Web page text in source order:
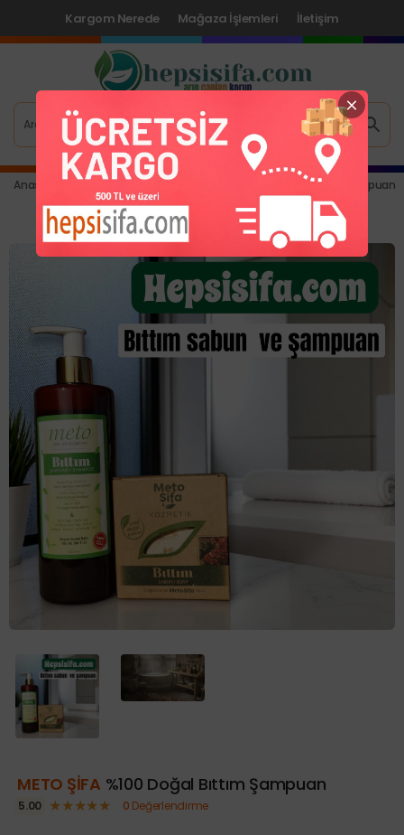
Kargom Nerede Mağaza İşlemleri İletişim
Anasayfa> Sabun, Şampuan, Diş Macunu %100 Doğal Bıttım Şampuan
METO ŞİFA %100 Doğal Bıttım Şampuan
5.00 ★★★★★ 0 Değerlendirme